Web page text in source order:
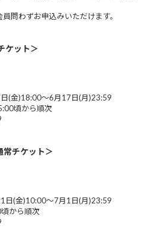
問わずお申込みいただけます。
ケット＞
(金)18:00～6月17日(月)23:59
頃から順次
チケット＞
(金)10:00～7月1日(月)23:59
から順次